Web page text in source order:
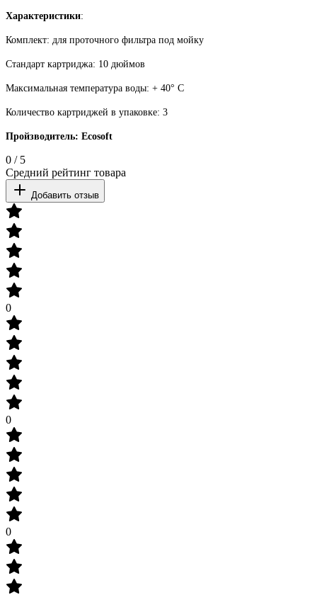
Характеристики:
Комплект: для проточного фильтра под мойку
Стандарт картриджа: 10 дюймов
Максимальная температура воды: + 40° С
Количество картриджей в упаковке: 3
Пройзводитель: Ecosoft
0 / 5
Средний рейтинг товара
Добавить отзыв
0
0
0